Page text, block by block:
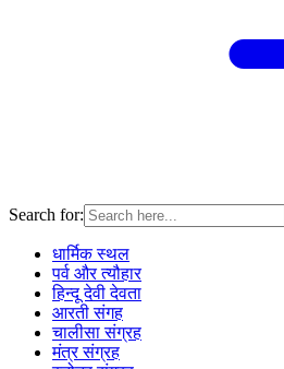
Search for:
धार्मिक स्थल
पर्व और त्यौहार
हिन्दू देवी देवता
आरती संगह
चालीसा संग्रह
मंत्र संग्रह